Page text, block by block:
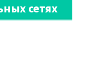
сетях